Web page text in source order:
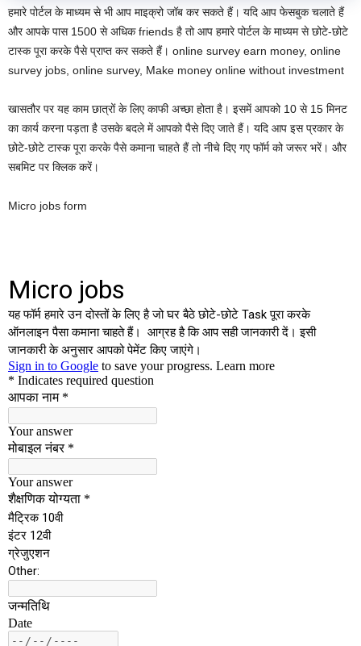
हमारे पोर्टल के माध्यम से भी आप माइक्रो जॉब कर सकते हैं। यदि आप फेसबुक चलाते हैं
और आपके पास 1500 से अधिक friends है तो आप हमारे पोर्टल के माध्यम से छोटे-छोटे
टास्क पूरा करके पैसे प्राप्त कर सकते हैं। online survey earn money, online
survey jobs, online survey, Make money online without investment
खासतौर पर यह काम छात्रों के लिए काफी अच्छा होता है। इसमें आपको 10 से 15 मिनट
का कार्य करना पड़ता है उसके बदले में आपको पैसे दिए जाते हैं। यदि आप इस प्रकार के
छोटे-छोटे टास्क पूरा करके पैसे कमाना चाहते हैं तो नीचे दिए गए फॉर्म को जरूर भरें। और
सबमिट पर क्लिक करें।
Micro jobs form